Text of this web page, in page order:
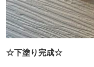
☆下塗り完成☆